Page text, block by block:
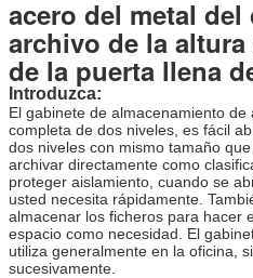
acero del metal del
archivo de la
de la puerta llena
Introduzca:
El gabinete de almacenamiento
completa de dos niveles, es fácil
dos niveles con mismo tamaño
archivar directamente como
proteger aislamiento, cuando se
usted necesita rápidamente.
almacenar los ficheros para hacer
espacio como necesidad. El
utiliza generalmente en la oficina,
sucesivamente.